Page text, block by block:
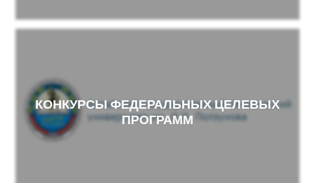
КОНКУРСЫ ФЕДЕРАЛЬНЫХ ЦЕЛЕВЫХ
ПРОГРАММ